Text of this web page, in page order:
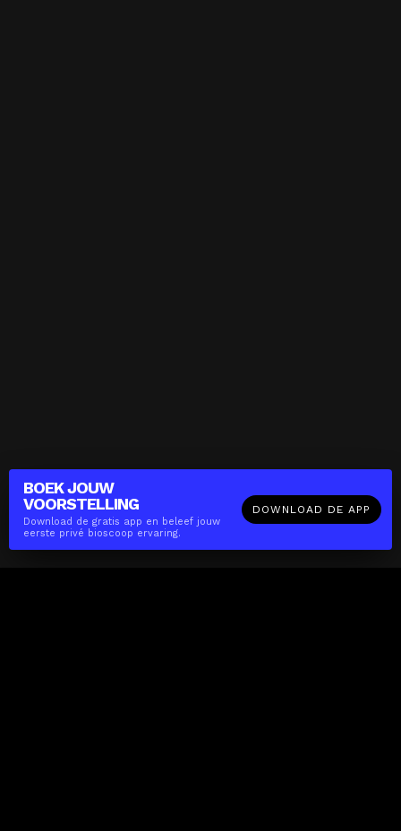
BOEK JOUW
VOORSTELLING
Download de gratis app en beleef jouw
eerste privé bioscoop ervaring.
DOWNLOAD DE APP